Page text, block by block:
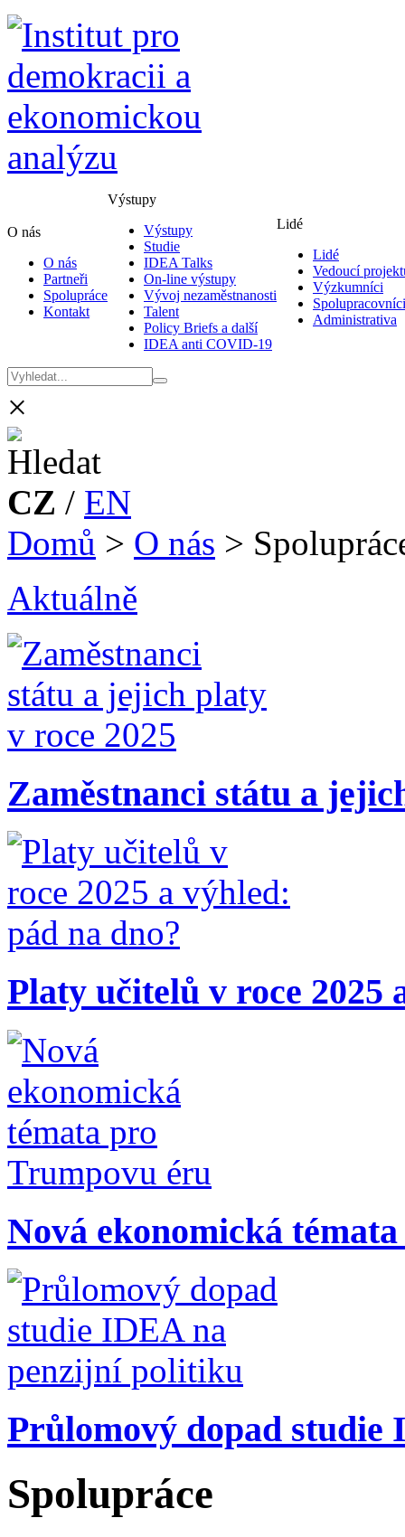
O nás
O nás
Partneři
Spolupráce
Kontakt
Výstupy
Výstupy
Studie
IDEA Talks
On-line výstupy
Vývoj nezaměstnanosti
Talent
Policy Briefs a další
IDEA anti COVID-19
Lidé
Lidé
Vedoucí
Výzkumníci
Spolupracovníci
Administrativa
×
CZ / EN
Domů > O nás >
Aktuálně
Zaměstnanci státu a
Platy učitelů v roce 2025
Nová ekonomická
Průlomový dopad
Spolupráce